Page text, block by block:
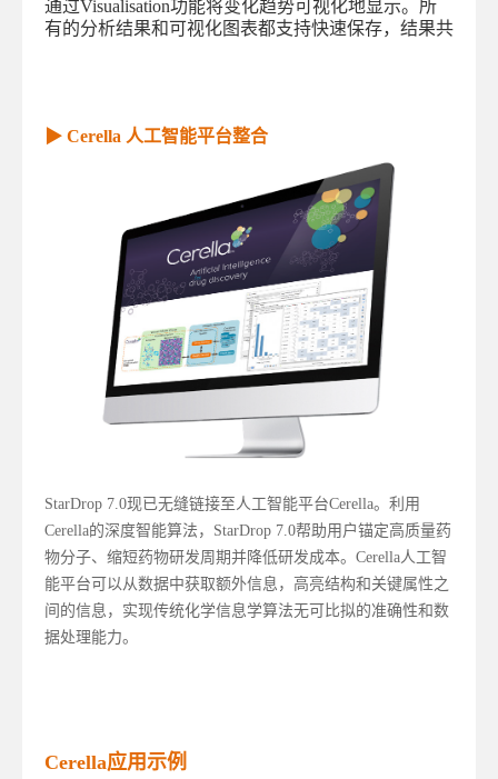
通过Visualisation功能将变化趋势可视化地显示。所
有的分析结果和可视化图表都支持快速保存，结果共
▶ Cerella 人工智能平台整合
StarDrop 7.0现已无缝链接至人工智能平台Cerella。利用
Cerella的深度智能算法，StarDrop 7.0帮助用户锚定高质量药
物分子、缩短药物研发周期并降低研发成本。Cerella人工智
能平台可以从数据中获取额外信息，高亮结构和关键属性之
间的信息，实现传统化学信息学算法无可比拟的准确性和数
据处理能力。
Cerella应用示例